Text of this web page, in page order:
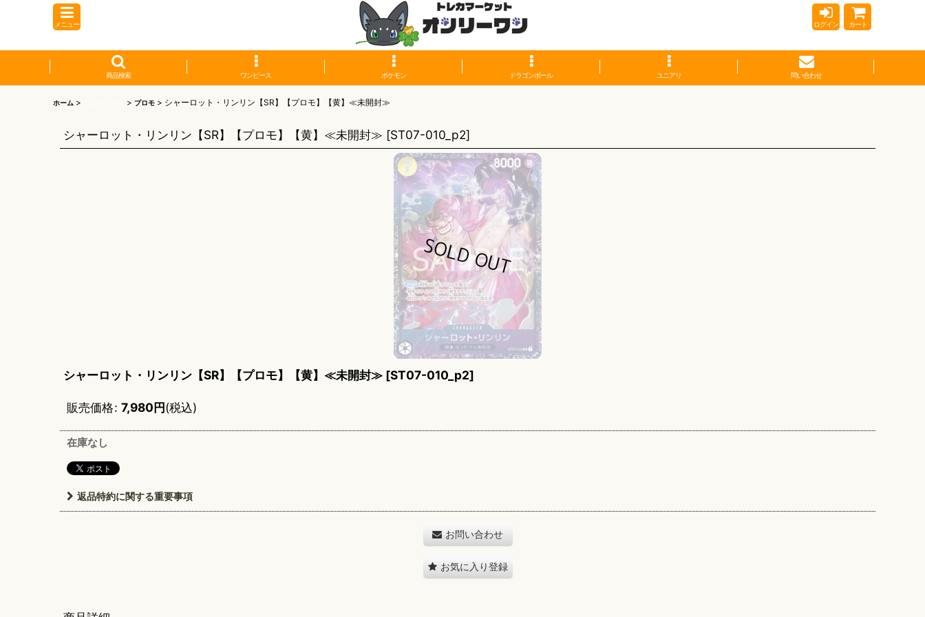
メニュー ログイン カート
商品検索 ワンピース ポケモン ドラゴンボール ユニアリ 問い合わせ
ホーム > > プロモ > シャーロット・リンリン【SR】【プロモ】【黄】≪未開封≫
シャーロット・リンリン【SR】【プロモ】【黄】≪未開封≫ [ST07-010_p2]
シャーロット・リンリン【SR】【プロモ】【黄】≪未開封≫ [ST07-010_p2]
販売価格: 7,980円(税込)
在庫なし
返品特約に関する重要事項
お問い合わせ
お気に入り登録